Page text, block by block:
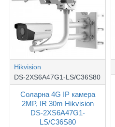
Hikvision
DS-2XS6A47G1-LS/C36S80
Соларна 4G IP камера
2MP, IR 30m Hikvision
DS-2XS6A47G1-
LS/C36S80